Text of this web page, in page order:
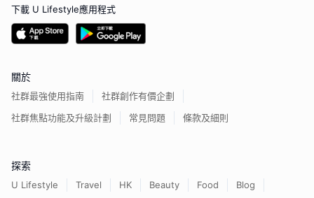
下載 U Lifestyle應用程式
關於
社群最強使用指南
社群創作有價企劃
社群焦點功能及升級計劃
常見問題 條款及細則
探索
U Lifestyle Travel HK Beauty Food Blog